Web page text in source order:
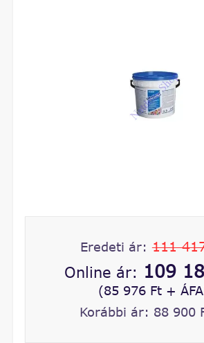
Eredeti ár: 111
Online ár: 109
(85 976 Ft +
Korábbi ár: 88 900